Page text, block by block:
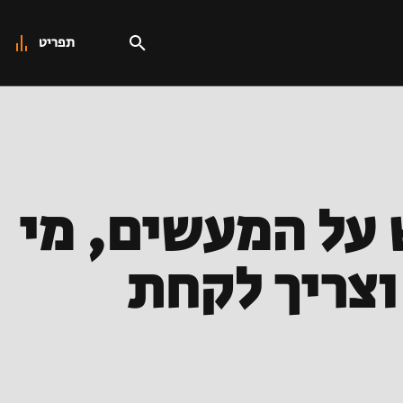
תפריט
על המעשים, מי
לקחת